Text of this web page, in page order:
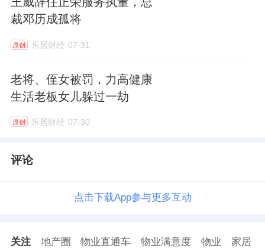
左右降至22%左右，部分企业跌破15%。在“薄
利”时代，高昂的管理层薪酬显得不合时宜。
挖潜，“降本增效”成为全行业共识。
为相对灵活的部分，成为重点压缩对象。
而资本市场估值缩水，股权激励失去吸引力，
裁邓历成孤将
原创 乐居财经 07-31
老将、侄女被罚，力高健康
生活老板女儿躲过一劫
原创 乐居财经 07-30
评论
点击下载App参与更多互动
关注 地产圈 物业直通车 物业满意度 物业 家居